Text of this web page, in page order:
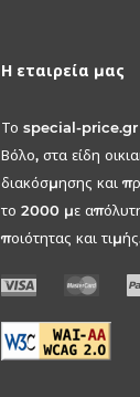
Η εταιρεία μας
Το special-price.gr
Βόλο, στα είδη
διακόσμησης και
το 2000 με
ποιότητας και